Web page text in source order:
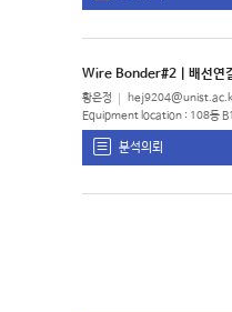
Wire Bonder#2 | 배선연
황은정
Equipment location : 108동
분석의뢰